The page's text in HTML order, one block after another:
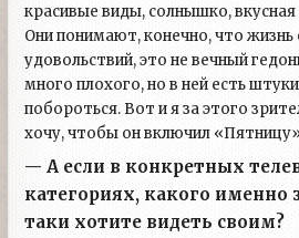
красивые виды, солнышко, вкусная
Они понимают, конечно, что жизнь
удовольствий, это не вечный
много плохого, но в ней есть
побороться. Вот и я за этого
хочу, чтобы он включил
— А если в конкретных
категориях, какого именно
таки хотите видеть своим?